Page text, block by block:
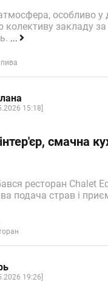
особливо у
закладу за
...
15:18]
смачна
ресторан Chalet
подача страв і
19:26]